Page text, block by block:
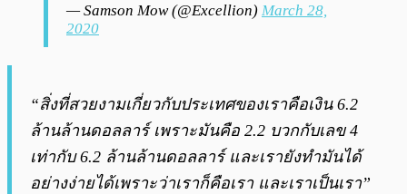
— Samson Mow (@Excellion) March 28,
2020
“สิ่งที่สวยงามเกี่ยวกับประเทศของเราคือเงิน 6.2
ล้านล้านดอลลาร์ เพราะมันคือ 2.2 บวกกับเลข 4
เท่ากับ 6.2 ล้านล้านดอลลาร์ และเรายังทำมันได้
อย่างง่ายได้เพราะว่าเราก็คือเรา และเราเป็นเรา”